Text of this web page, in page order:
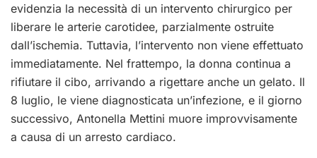
evidenzia la necessità di un intervento chirurgico per
liberare le arterie carotidee, parzialmente ostruite
dall’ischemia. Tuttavia, l’intervento non viene effettuato
immediatamente. Nel frattempo, la donna continua a
rifiutare il cibo, arrivando a rigettare anche un gelato. Il
8 luglio, le viene diagnosticata un’infezione, e il giorno
successivo, Antonella Mettini muore improvvisamente
a causa di un arresto cardiaco.